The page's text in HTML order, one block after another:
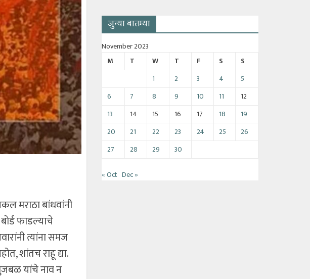
मराठा बांधवांनी
फाडल्याचे
त्यांना समज
शांतच राहू द्या.
यांचे नाव न
जुन्या बातम्या
November 2023
M
T W T F S
S
1
2 3 4
5
6
7 8 9 10 11
12
13
14 15 16 17 18
19
20
21 22 23 24 25
26
27
28 29 30
« Oct Dec »